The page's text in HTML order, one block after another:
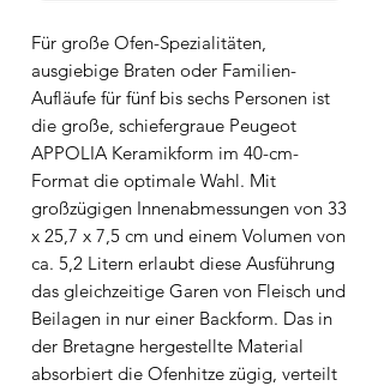
Für große Ofen-Spezialitäten,
ausgiebige Braten oder Familien-
Aufläufe für fünf bis sechs Personen ist
die große, schiefergraue Peugeot
APPOLIA Keramikform im 40-cm-
Format die optimale Wahl. Mit
großzügigen Innenabmessungen von 33
x 25,7 x 7,5 cm und einem Volumen von
ca. 5,2 Litern erlaubt diese Ausführung
das gleichzeitige Garen von Fleisch und
Beilagen in nur einer Backform. Das in
der Bretagne hergestellte Material
absorbiert die Ofenhitze zügig, verteilt